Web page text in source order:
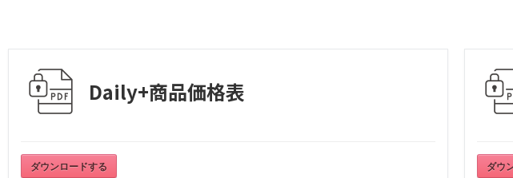
Daily+商品価格表
ダウンロードする ダウ